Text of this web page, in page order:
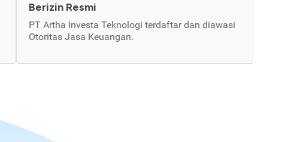
Berizin Resmi
PT Artha Investa Teknologi terdaftar dan diawasi
Otoritas Jasa Keuangan.